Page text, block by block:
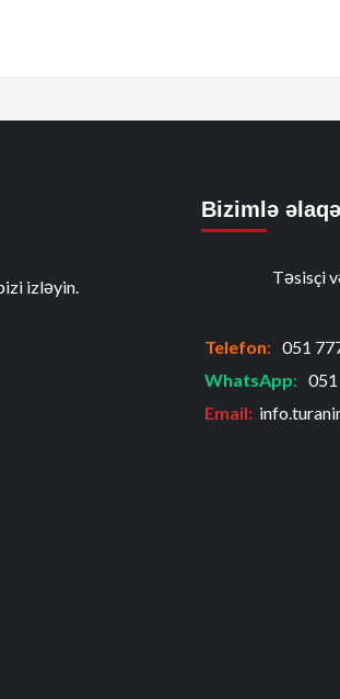
izləyin.
Bizimlə əlaqə
Təsisçi
Telefon: 051
WhatsApp:
Email: